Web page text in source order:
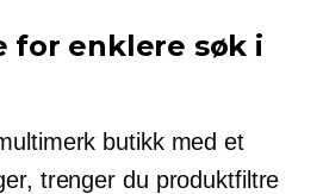
enklere søk i
butikk med et
trenger du produktfiltre